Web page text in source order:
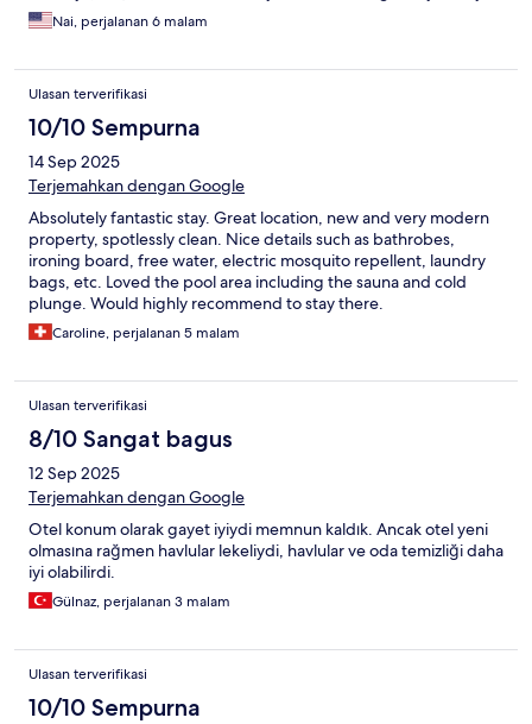
saw them, and they were always ready with a smile to help with
any requests. You can tell this is a well-trained staff in hospitality!
such a warm and kind smile. He went above and beyond to
make me feel welcomed and feel at home. He even offered to
bring my food delivery to my room so I wouldn’t have to be
bothered with coming downstairs when it arrived- so
considerate! Actually, all the staff were amazing! The rooms are
new, beautifully decorated, cozy, modern, and well-stocked. I
Everything you need in the kitchen was provided and there are
multiple water machines on each floor. Location is excellent in a
quieter area of Canggu and is 5 min. walking to Nelayan beach.
Also, it is so close to so many restaurants, cafes, gyms, laundry,
and souvenir shops as well. If I ever come back to Canggu, I will
definitely be booking this place again!
Nai, perjalanan 6 malam
Ulasan terverifikasi
10/10 Sempurna
14 Sep 2025
Terjemahkan dengan Google
Absolutely fantastic stay. Great location, new and very modern
property, spotlessly clean. Nice details such as bathrobes,
ironing board, free water, electric mosquito repellent, laundry
bags, etc. Loved the pool area including the sauna and cold
plunge. Would highly recommend to stay there.
Caroline, perjalanan 5 malam
Ulasan terverifikasi
8/10 Sangat bagus
12 Sep 2025
Terjemahkan dengan Google
Otel konum olarak gayet iyiydi memnun kaldık. Ancak otel yeni
olmasına rağmen havlular lekeliydi, havlular ve oda temizliği daha
iyi olabilirdi.
Gülnaz, perjalanan 3 malam
Ulasan terverifikasi
10/10 Sempurna